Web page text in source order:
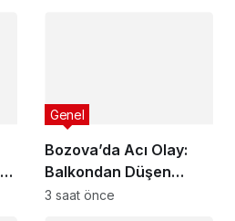
Bozova’da Acı Olay:
Balkondan Düşen
Çocuk Hayatını
Genel
3 saat önce